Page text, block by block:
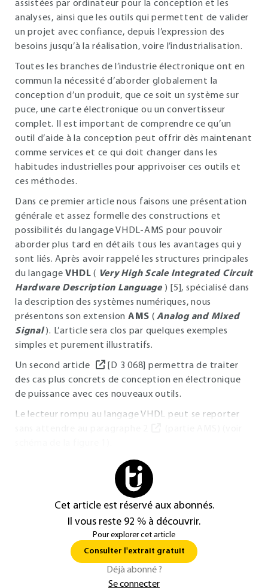
assistées par ordinateur pour la conception et les
analyses, ainsi que les outils qui permettent de valider
un projet avec confiance, depuis l’expression des
besoins jusqu’à la réalisation, voire l’industrialisation.
Toutes les branches de l’industrie électronique ont en
commun la nécessité d’aborder globalement la
conception d’un produit, que ce soit un système sur
puce, une carte électronique ou un convertisseur
complet. Il est important de comprendre ce qu’un
outil d’aide à la conception peut offrir dès maintenant
comme services et ce qui doit changer dans les
habitudes industrielles pour apprivoiser ces outils et
ces méthodes.
Dans ce premier article nous faisons une présentation
générale et assez formelle des constructions et
possibilités du langage VHDL-AMS pour pouvoir
aborder plus tard en détails tous les avantages qui y
sont liés. Après avoir rappelé les structures principales
du langageVHDL ( Very High Scale Integrated Circuit
Hardware Description Language) [5], spécialisé dans
la description des systèmes numériques, nous
présentons son extension AMS (Analog and Mixed
Signal). L’article sera clos par quelques exemples
simples et purement illustratifs.
Un second article
[D 3 068] permettra de traiter
des cas plus concrets de conception en électronique
de puissance avec ces nouveaux outils.
Le lecteur rompu au langage VHDL peut se reporter
Cet article est réservé aux abonnés.
Il vous reste 92 % à découvrir.
Pour explorer cet article
Consulter l'extrait gratuit
Déjà abonné ?
Se connecter